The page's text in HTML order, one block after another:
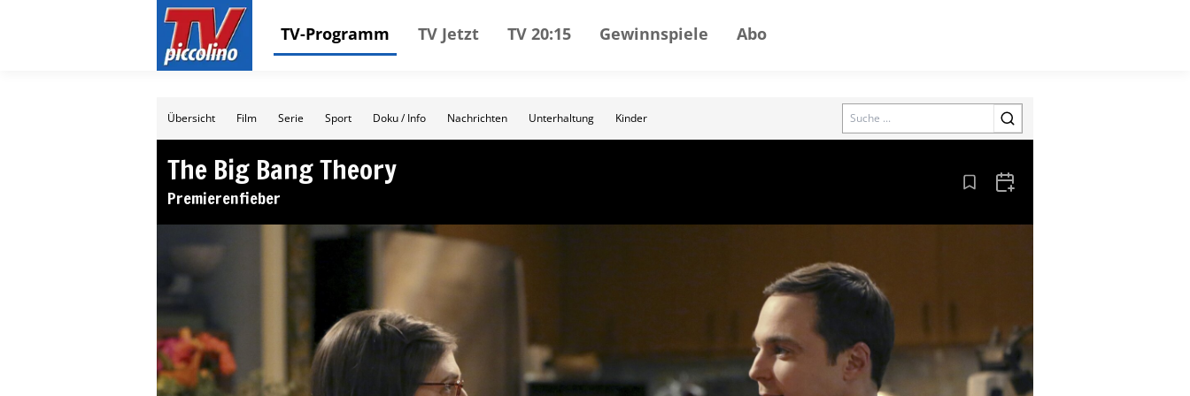
TV-Programm TV Jetzt TV 20:15 Gewinnspiele Abo
Übersicht Film Serie Sport Doku / Info Nachrichten Unterhaltung Kinder Search
The Big Bang Theory
Premierenfieber Aus den Lesezeichen entfernen
Zum Kalender hinzufügen